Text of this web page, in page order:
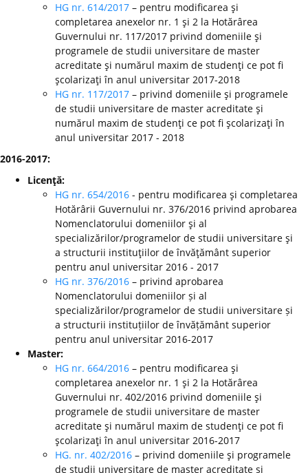
HG nr. 614/2017 – pentru modificarea şi
completarea anexelor nr. 1 şi 2 la Hotărârea
Guvernului nr. 117/2017 privind domeniile şi
programele de studii universitare de master
acreditate şi numărul maxim de studenţi ce pot fi
şcolarizaţi în anul universitar 2017-2018
HG nr. 117/2017 – privind domeniile şi programele
de studii universitare de master acreditate şi
numărul maxim de studenţi ce pot fi şcolarizaţi în
anul universitar 2017 - 2018
2016-2017:
Licenţă:
HG nr. 654/2016 - pentru modificarea şi completarea
Hotărârii Guvernului nr. 376/2016 privind aprobarea
Nomenclatorului domeniilor şi al
specializărilor/programelor de studii universitare şi
a structurii instituţiilor de învăţământ superior
pentru anul universitar 2016 - 2017
HG nr. 376/2016 – privind aprobarea
Nomenclatorului domeniilor și al
specializărilor/programelor de studii universitare și
a structurii instituțiilor de învățământ superior
pentru anul universitar 2016-2017
Master:
HG nr. 664/2016 – pentru modificarea şi
completarea anexelor nr. 1 şi 2 la Hotărârea
Guvernului nr. 402/2016 privind domeniile şi
programele de studii universitare de master
acreditate şi numărul maxim de studenţi ce pot fi
şcolarizaţi în anul universitar 2016-2017
HG. nr. 402/2016 – privind domeniile şi programele
de studii universitare de master acreditate şi